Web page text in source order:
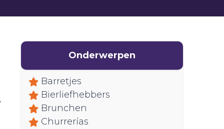
Onderwerpen
Barretjes
Bierliefhebbers
Brunchen
Churrerías